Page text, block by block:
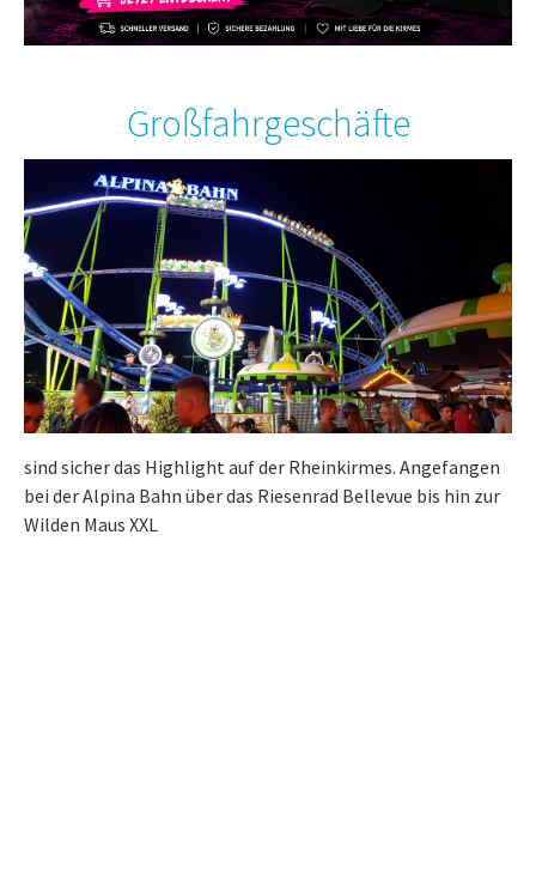
Großfahrgeschäfte
sind sicher das Highlight auf der Rheinkirmes. Angefangen
bei der Alpina Bahn über das Riesenrad Bellevue bis hin zur
Wilden Maus XXL